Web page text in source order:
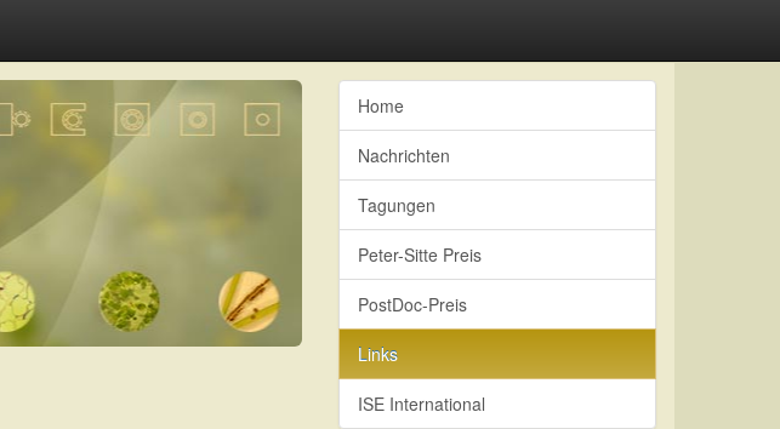
Home
Nachrichten
Tagungen
Peter-Sitte Preis
PostDoc-Preis
Links
ISE International